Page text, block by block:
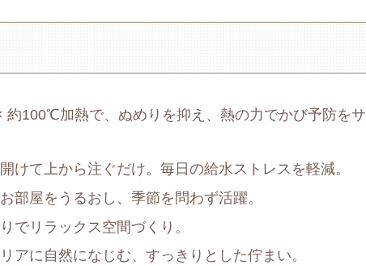
約100℃加熱で、ぬめりを抑え、熱の力でかび予防をサ
開けて上から注ぐだけ。毎日の給水ストレスを軽減。
部屋をうるおし、季節を問わず活躍。
でリラックス空間づくり。
アに自然になじむ、すっきりとした佇まい。